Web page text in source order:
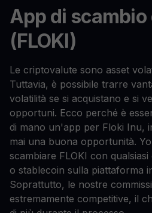
App di scambio
(FLOKI)
Le criptovalute sono asset
Tuttavia, è possibile trarre
volatilità se si acquistano e si
opportuni. Ecco perché è
di mano un'app per Floki Inu,
mai una buona opportunità.
scambiare FLOKI con
o stablecoin sulla piattaforma
Soprattutto, le nostre
estremamente competitive, il